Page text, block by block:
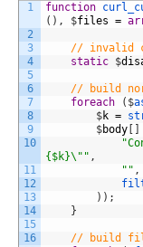
1
2
3
4
5
6
7
8
9
10
11
12
13
14
15
16
function
( ) , $files =
// invalid
static $
// build
foreach
( $
$k =
$body
{$k}\"" ,
"" ,
) ) ;
}
// build